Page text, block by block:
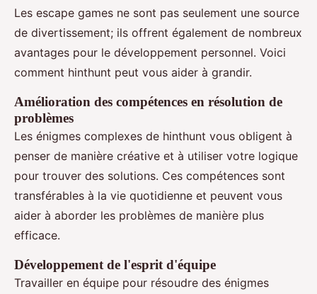
Les escape games ne sont pas seulement une source
de divertissement; ils offrent également de nombreux
avantages pour le développement personnel. Voici
comment hinthunt peut vous aider à grandir.
Amélioration des compétences en résolution de
problèmes
Les énigmes complexes de hinthunt vous obligent à
penser de manière créative et à utiliser votre logique
pour trouver des solutions. Ces compétences sont
transférables à la vie quotidienne et peuvent vous
aider à aborder les problèmes de manière plus
efficace.
Développement de l'esprit d'équipe
Travailler en équipe pour résoudre des énigmes